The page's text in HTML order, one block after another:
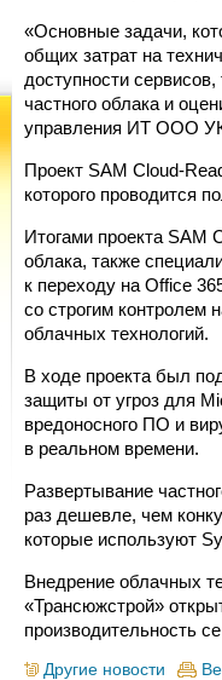
«Основные задачи,
общих затрат на
доступности
частного облака и
управления ИТ ООО
Проект SAM Cloud-
которого проводится
Итогами проекта SAM
облака, также
к переходу на Оffice
со строгим контролем
облачных технологий.
В ходе проекта был
защиты от угроз для
вредоносного ПО и
в реальном времени.
Развертывание
раз дешевле, чем
которые используют
Внедрение облачных
«Трансюжстрой»
производительность
Другие новости